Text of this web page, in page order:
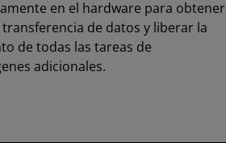
en el hardware para obtener
de datos y liberar la
de todas las tareas de
adicionales.